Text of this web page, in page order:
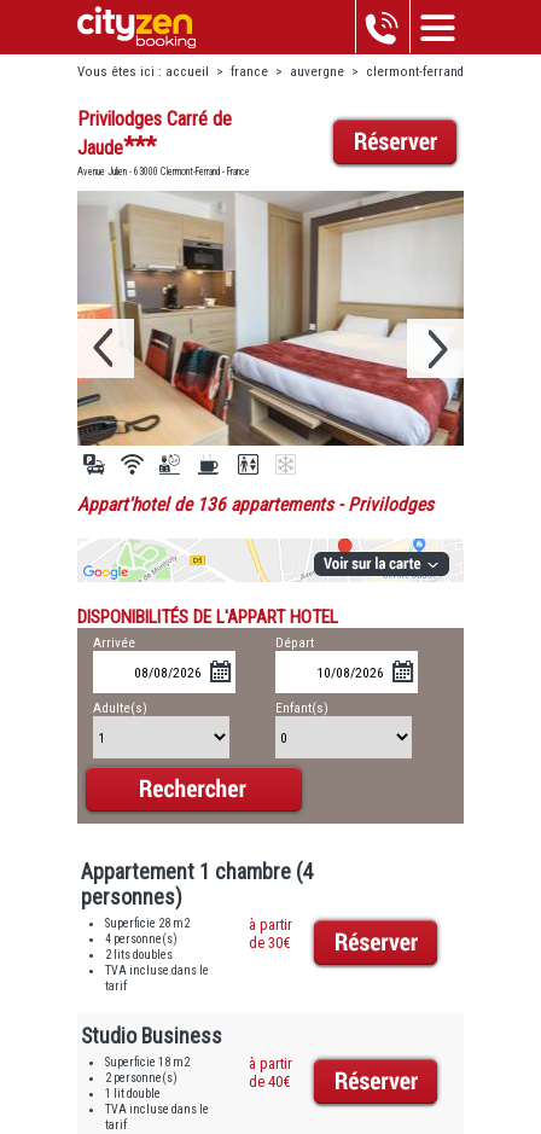
Vous êtes ici : accueil > france > auvergne > clermont-ferrand
> privilodges carré de jaude
Privilodges Carré de
Jaude***
Avenue Julien - 63000 Clermont-Ferrand - France
Appart'hotel de 136 appartements- Privilodges
DISPONIBILITÉS DE L'APPART HOTEL
Arrivée Départ
Adulte(s) Enfant(s)
Appartement 1 chambre (4
personnes)
Superficie 28 m2
4 personne(s)
2 lits doubles
TVA incluse dans le
tarif
à partir
de 30€
Studio Business
Superficie 18 m2
2 personne(s)
1 lit double
TVA incluse dans le
tarif
à partir
de 40€